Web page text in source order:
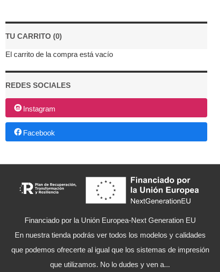
TU CARRITO (0)
El carrito de la compra está vacío
REDES SOCIALES
Instagram
Facebook
Financiado por la Unión Europea-Next Generation EU
En nuestra tienda podrás ver todos los modelos y calidades
que podemos ofrecerte al igual que los sistemas de impresión
que utilizamos. No lo dudes y ven a...